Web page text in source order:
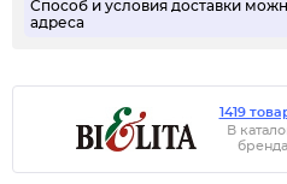
Способ и условия доставки
адреса
1419
В
бренда